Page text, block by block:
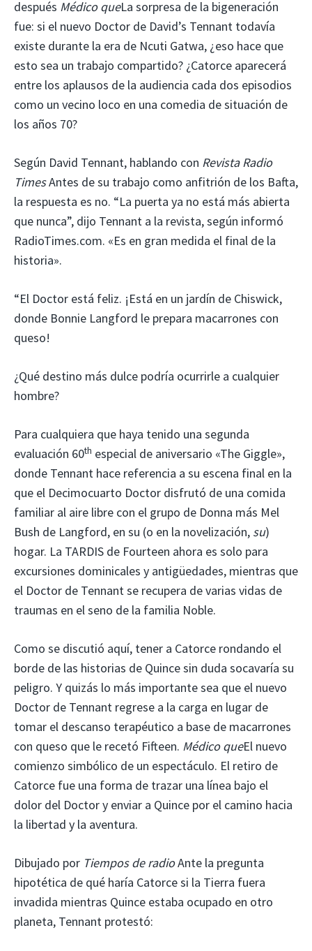
después Médico queLa sorpresa de la bigeneración
fue: si el nuevo Doctor de David’s Tennant todavía
existe durante la era de Ncuti Gatwa, ¿eso hace que
esto sea un trabajo compartido? ¿Catorce aparecerá
entre los aplausos de la audiencia cada dos episodios
como un vecino loco en una comedia de situación de
los años 70?
Según David Tennant, hablando con Revista Radio
TimesAntes de su trabajo como anfitrión de los Bafta,
la respuesta es no. “La puerta ya no está más abierta
que nunca”, dijo Tennant a la revista, según informó
RadioTimes.com. «Es en gran medida el final de la
historia».
“El Doctor está feliz. ¡Está en un jardín de Chiswick,
donde Bonnie Langford le prepara macarrones con
queso!
¿Qué destino más dulce podría ocurrirle a cualquier
hombre?
Para cualquiera que haya tenido una segunda
evaluación 60th especial de aniversario «The Giggle»,
donde Tennant hace referencia a su escena final en la
que el Decimocuarto Doctor disfrutó de una comida
familiar al aire libre con el grupo de Donna más Mel
Bush de Langford, en su (o en la novelización, su)
hogar. La TARDIS de Fourteen ahora es solo para
excursiones dominicales y antigüedades, mientras que
el Doctor de Tennant se recupera de varias vidas de
traumas en el seno de la familia Noble.
Como se discutió aquí, tener a Catorce rondando el
borde de las historias de Quince sin duda socavaría su
peligro. Y quizás lo más importante sea que el nuevo
Doctor de Tennant regrese a la carga en lugar de
tomar el descanso terapéutico a base de macarrones
con queso que le recetó Fifteen. Médico queEl nuevo
comienzo simbólico de un espectáculo. El retiro de
Catorce fue una forma de trazar una línea bajo el
dolor del Doctor y enviar a Quince por el camino hacia
la libertad y la aventura.
Dibujado por Tiempos de radioAnte la pregunta
hipotética de qué haría Catorce si la Tierra fuera
invadida mientras Quince estaba ocupado en otro
planeta, Tennant protestó: